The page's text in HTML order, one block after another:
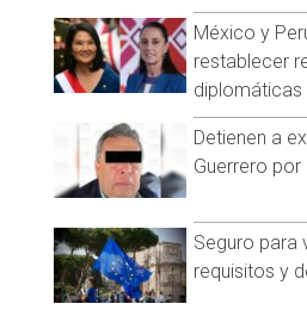
México y
restablecer
diplomáticas
Detienen a
Guerrero
Seguro para
requisitos y